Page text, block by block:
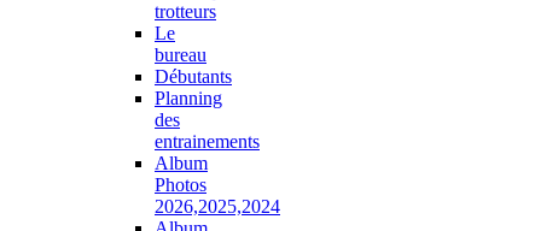
trotteurs
Le
bureau
Débutants
Planning
des
entrainements
Album
Photos
2026,2025,2024